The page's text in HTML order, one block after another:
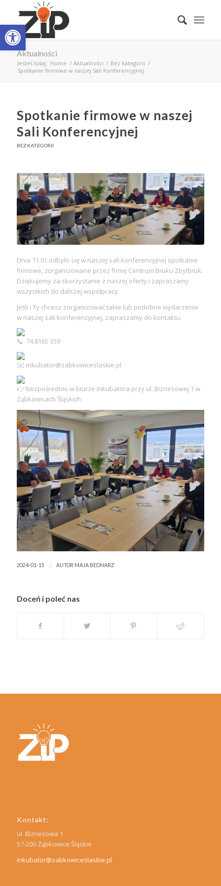
Open toolbar
Aktualności
Jesteś tutaj: Home / Aktualności / Bez kategorii /
Spotkanie firmowe w naszej Sali Konferencyjnej
Spotkanie firmowe w naszej
Sali Konferencyjnej
BEZ KATEGORII
Dnia 11.01 odbyło się w naszej sali konferencyjnej spotkanie
firmowe, zorganizowane przez firmę Centrum Bruku Zbylbruk.
Dziękujemy za skorzystanie z naszej oferty i zapraszamy
wszystkich do dalszej współpracy.
Jeśli i Ty chcesz zorganizować takie lub podobne wydarzenie
w naszej sali konferencyjnej, zapraszamy do kontaktu.
74 8165 359
inkubator@zabkowiceslaskie.pl
bezpośrednio w biurze Inkubatora przy ul. Biznesowej 1 w
Ząbkowicach Śląskich
2024-01-15 / AUTOR MAJA BEDNARZ
Doceń i poleć nas
Kontakt:
ul. Biznesowa 1
57-200 Ząbkowice Śląskie
inkubator@zabkowiceslaskie.pl